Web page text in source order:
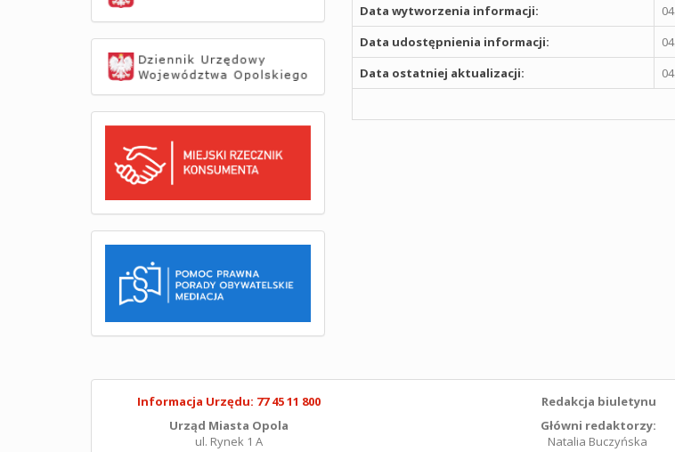
Data wytworzenia informacji:
Data udostępnienia informacji:
Data ostatniej aktualizacji:
Informacja Urzędu: 77 45 11 800
Urząd Miasta Opola
ul. Rynek 1 A
Redakcja biuletynu
Główni redaktorzy:
Natalia Buczyńska